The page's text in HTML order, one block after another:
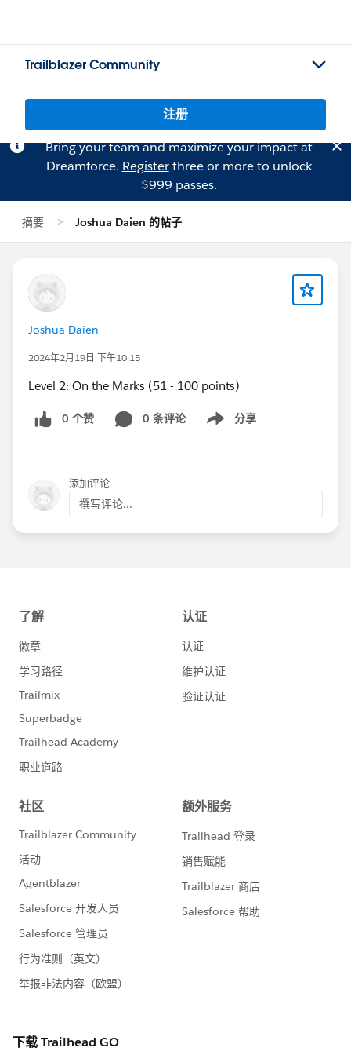
Trailblazer Community
注册
Bring your team and maximize your impact at
Dreamforce. Registerthree or more to unlock
$999 passes.
摘要 Joshua Daien 的帖子
Joshua Daien
2024年2月19日 下午10:15
Level 2: On the Marks (51 - 100 points)
0 个赞 0 条评论 分享
Show menu
添加评论
撰写评论...